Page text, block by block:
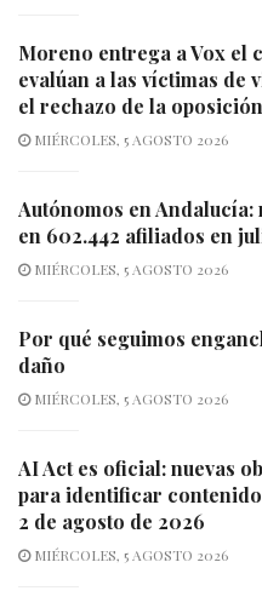
Moreno entrega a Vox el
evalúan a las víctimas de
el rechazo de la
MIÉRCOLES, 5 AGOSTO 2026
Autónomos en Andalucía:
en 602.442 afiliados en
MIÉRCOLES, 5 AGOSTO 2026
Por qué seguimos
daño
MIÉRCOLES, 5 AGOSTO 2026
AI Act es oficial: nuevas
para identificar
2 de agosto de 2026
MIÉRCOLES, 5 AGOSTO 2026